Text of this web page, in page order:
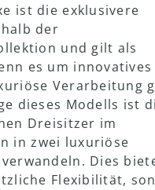
ist die exklusivere
der
und gilt als
es um innovatives
Verarbeitung
dieses Modells ist
Dreisitzer im
in zwei luxuriöse
Dies
Flexibilität,